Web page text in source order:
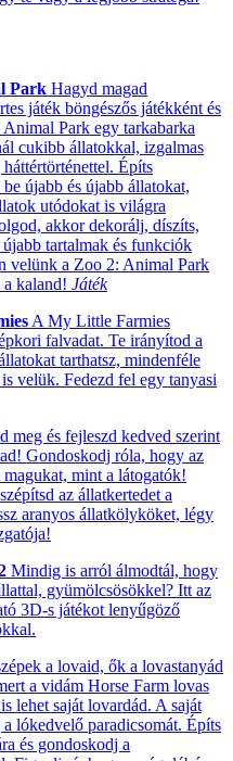
Park Hagyd magad
játék böngészős játékként és
Park egy tarkabarka
cukibb állatokkal, izgalmas
Építs
újabb és újabb állatokat,
utódokat is világra
akkor dekorálj, díszíts,
tartalmak és funkciók
velünk a Zoo 2: Animal Park
kaland! Játék
A My Little Farmies
falvadat. Te irányítod a
tarthatsz, mindenféle
velük. Fedezd fel egy tanyasi
meg és fejleszd kedved szerint
Gondoskodj róla, hogy az
mint a látogatók!
az állatkertedet a
aranyos állatkölyköket, légy
Mindig is arról álmodtál, hogy
gyümölcsösökkel? Itt az
3D-s játékot lenyűgöző
a lovaid, ők a lovastanyád
a vidám Horse Farm lovas
lehet saját lovardád. A saját
lókedvelő paradicsomát. Építs
és gondoskodj a